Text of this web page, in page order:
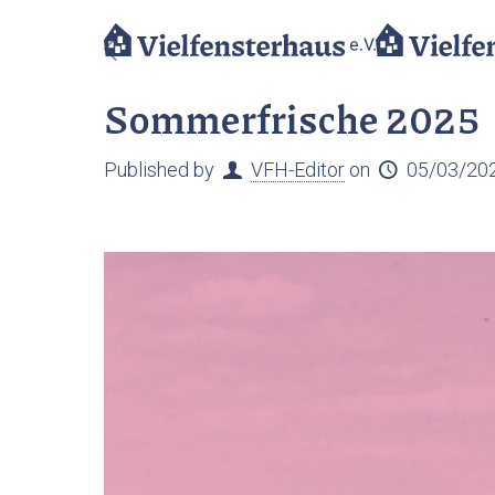
Sommerfrische 2025
Published by VFH-Editor on 05/03/